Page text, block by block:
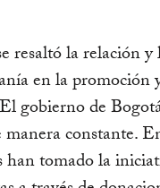
resaltó la relación
en la promoción
gobierno de
constante.
han tomado la